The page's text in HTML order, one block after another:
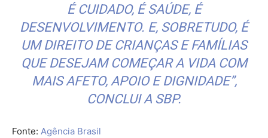
É CUIDADO, É SAÚDE, É
DESENVOLVIMENTO. E, SOBRETUDO, É
UM DIREITO DE CRIANÇAS E FAMÍLIAS
QUE DESEJAM COMEÇAR A VIDA COM
MAIS AFETO, APOIO E DIGNIDADE”,
CONCLUI A SBP.
Fonte: Agência Brasil